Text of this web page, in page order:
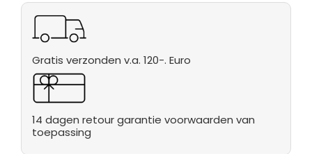
Gratis verzonden v.a. 120-. Euro
14 dagen retour garantie voorwaarden van
toepassing